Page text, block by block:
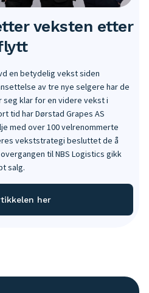
veksten etter
en betydelig vekst siden
av tre nye selgere har de
klar for en videre vekst i
tid har Dørstad Grapes AS
med over 100 velrenommerte
vekststrategi besluttet de å
til NBS Logistics gikk
salg.
her